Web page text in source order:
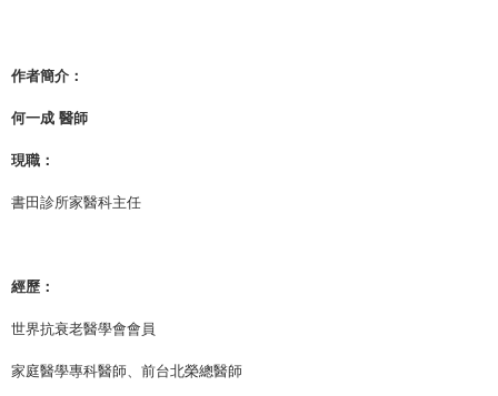
作者簡介：
何一成 醫師
現職：
書田診所家醫科主任
經歷：
世界抗衰老醫學會會員
家庭醫學專科醫師、前台北榮總醫師